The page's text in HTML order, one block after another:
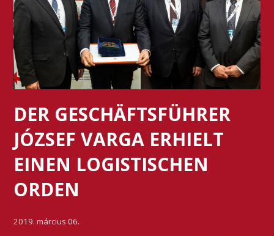
DER GESCHÄFTSFÜHRER
JÓZSEF VARGA ERHIELT
EINEN LOGISTISCHEN
ORDEN
2019. március 06.